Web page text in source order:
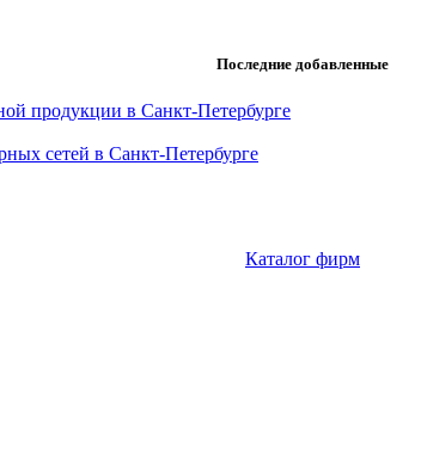
Последние добавленные
продукции в Санкт-Петербурге
сетей в Санкт-Петербурге
Каталог фирм